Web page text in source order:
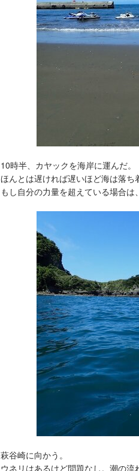
10時半、カヤックを海岸に運んだ。
ほんとは遅ければ遅いほど海は落ち
もし自分の力量を超えている場合は
萩谷崎に向かう。
ウネリはあるけど問題なし。潮の流